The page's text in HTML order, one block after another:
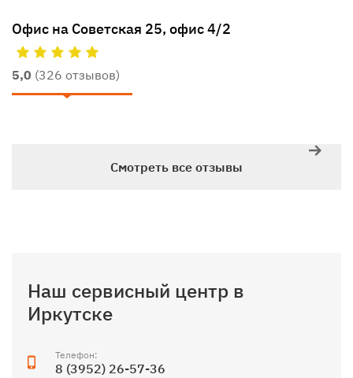
Офис на Советская 25, офис 4/2
5,0 (326 отзывов)
Смотреть все отзывы
Наш сервисный центр в
Иркутске
Телефон:
8 (3952) 26-57-36